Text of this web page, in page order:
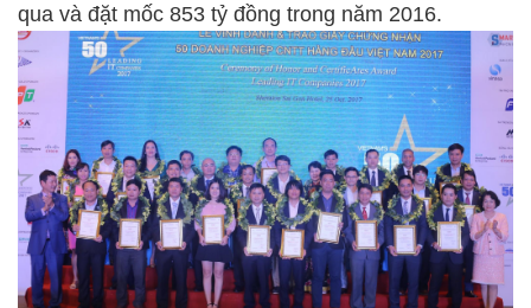
qua và đặt mốc 853 tỷ đồng trong năm 2016.